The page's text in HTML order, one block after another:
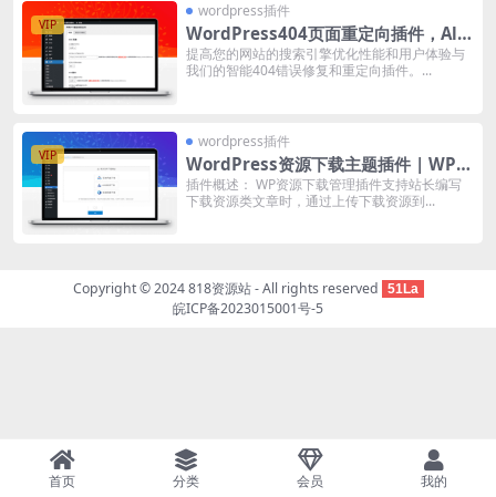
VIP
wordpress插件
WordPress404页面重定向插件，All
404 Redirect to Homepage【818资
源站已汉化】
提高您的网站的搜索引擎优化性能和用户体验与
我们的智能404错误修复和重定向插件。...
VIP
wordpress插件
WordPress资源下载主题插件 | WP资
源下载管理插件
插件概述： WP资源下载管理插件支持站长编写
下载资源类文章时，通过上传下载资源到...
Copyright © 2024818资源站- All rights reserved 51La
皖ICP备2023015001号-5
首页 分类 会员 我的